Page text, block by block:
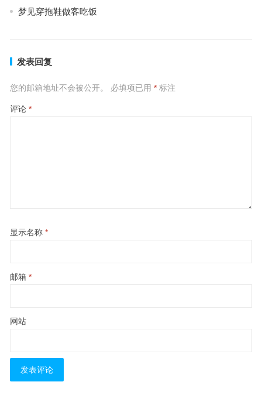
梦见穿拖鞋做客吃饭
发表回复
您的邮箱地址不会被公开。 必填项已用 *标注
评论 *
显示名称 *
邮箱 *
网站